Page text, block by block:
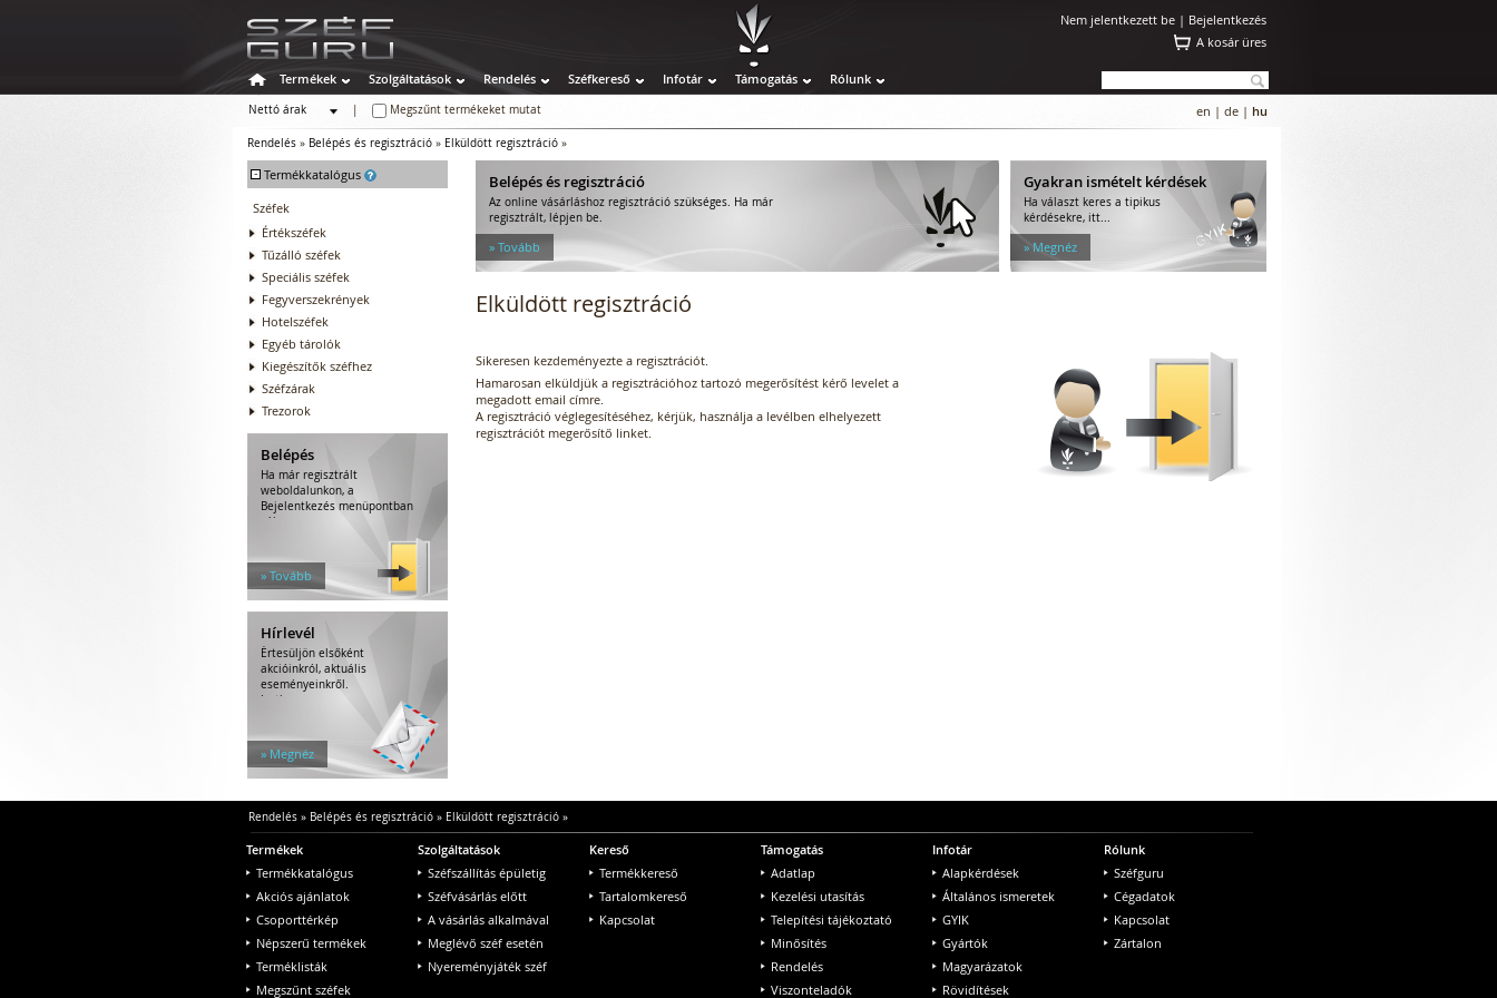
Nem jelentkezett be | Bejelentkezés
A kosár üres
Termékek Szolgáltatások Rendelés Széfkereső Infotár Támogatás Rólunk
Nettó árak
Megszűnt termékeket mutat en | de | hu
Rendelés » Belépés és regisztráció » Elküldött regisztráció »
- Termékkatalógus
Széfek
Értékszéfek
Tűzálló széfek
Speciális széfek
Fegyverszekrények
Hotelszéfek
Egyéb tárolók
Kiegészítők széfhez
Széfzárak
Trezorok
Belépés
Ha már regisztrált
weboldalunkon, a
Bejelentkezés menüpontban
válassza...
» Tovább
Hírlevél
Értesüljön elsőként
akcióinkról, aktuális
eseményeinkről.
Iratkozzon...
» Megnéz
Belépés és regisztráció
Az online vásárláshoz regisztráció szükséges. Ha már
regisztrált, lépjen be.
» Tovább
Gyakran ismételt kérdések
Ha választ keres a tipikus
kérdésekre, itt...
» Megnéz
Elküldött regisztráció
Sikeresen kezdeményezte a regisztrációt.
Hamarosan elküldjük a regisztrációhoz tartozó megerősítést kérő levelet a
megadott email címre.
A regisztráció véglegesítéséhez, kérjük, használja a levélben elhelyezett
regisztrációt megerősítő linket.
Rendelés» Belépés és regisztráció» Elküldött regisztráció»
Termékek
Termékkatalógus
Akciós ajánlatok
Csoporttérkép
Népszerű termékek
Terméklisták
Megszűnt széfek
Szolgáltatások
Széfszállítás épületig
Széfvásárlás előtt
A vásárlás alkalmával
Meglévő széf esetén
Nyereményjáték széf
Kereső
Termékkereső
Tartalomkereső
Kapcsolat
Támogatás
Adatlap
Kezelési utasítás
Telepítési tájékoztató
Minősítés
Rendelés
Viszonteladók
Infotár
Alapkérdések
Általános ismeretek
GYIK
Gyártók
Magyarázatok
Rövidítések
Rólunk
Széfguru
Cégadatok
Kapcsolat
Zártalon